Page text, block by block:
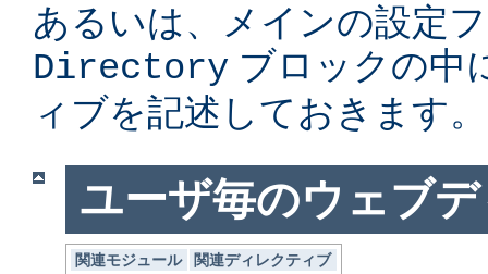
あるいは、メインの設定
Directory ブロックの中
ィブを記述しておきます。
ユーザ毎のウェブ
関連モジュール
関連ディレクティブ